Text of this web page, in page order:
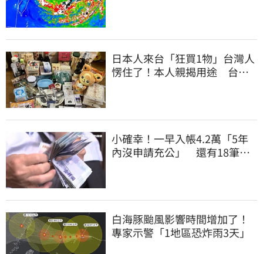
日本人來台「狂買1物」台灣人
愣住了！本人親揭用途 台網
小確幸！一早入帳4.2萬「5年
內沒申請充公」 還有18筆錢
白海豚颱風影響時間增加了！
專家示警「1地區恐炸雨3天」